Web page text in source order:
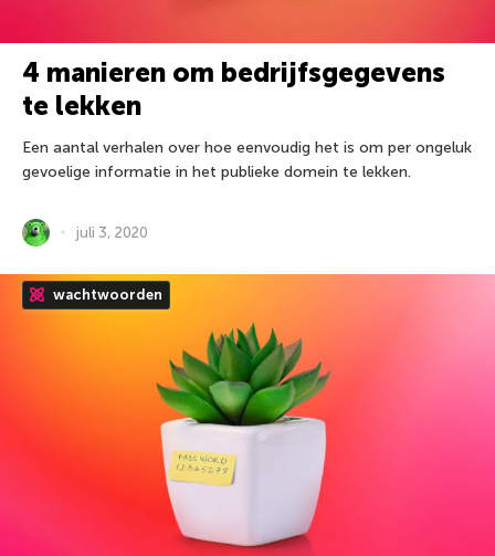
4 manieren om bedrijfsgegevens
te lekken
Een aantal verhalen over hoe eenvoudig het is om per ongeluk
gevoelige informatie in het publieke domein te lekken.
juli 3, 2020
wachtwoorden